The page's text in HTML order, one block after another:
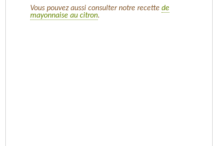
Vous pouvez aussi consulter notre recette de
mayonnaise au citron.